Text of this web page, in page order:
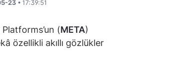
23 • 17:39:51
Platforms’un (META)
özellikli akıllı gözlükler